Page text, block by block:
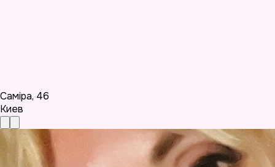
Саміра, 46
Киев